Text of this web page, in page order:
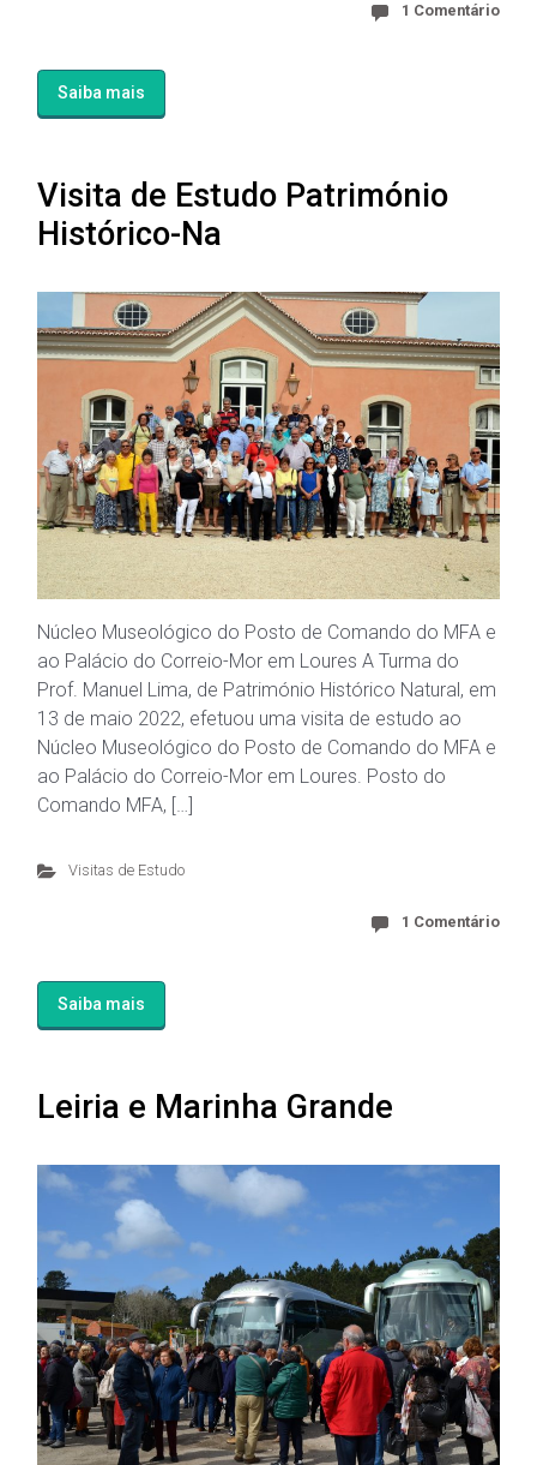
1 Comentário
Saiba mais
Visita de Estudo Património
Histórico-Na
Núcleo Museológico do Posto de Comando do MFA e
ao Palácio do Correio-Mor em Loures A Turma do
Prof. Manuel Lima, de Património Histórico Natural, em
13 de maio 2022, efetuou uma visita de estudo ao
Núcleo Museológico do Posto de Comando do MFA e
ao Palácio do Correio-Mor em Loures. Posto do
Comando MFA, […]
Visitas de Estudo
1 Comentário
Saiba mais
Leiria e Marinha Grande